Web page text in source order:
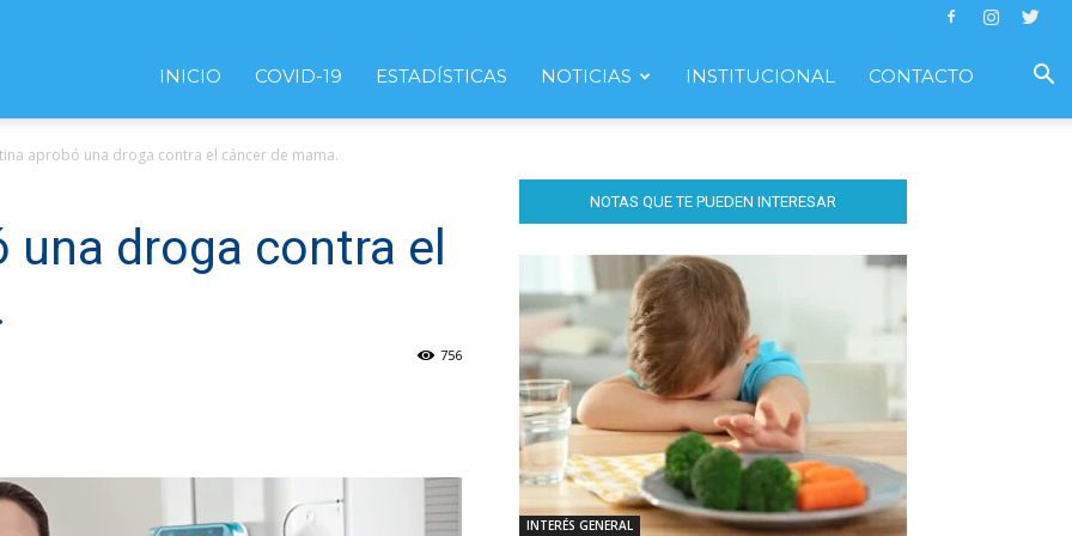
INICIO COVID-19 ESTADÍSTICAS NOTICIAS INSTITUCIONAL CONTACTO
aprobó una droga contra el cáncer de mama.
droga contra el
756
NOTAS QUE TE PUEDEN INTERESAR
INTERÉS GENERAL